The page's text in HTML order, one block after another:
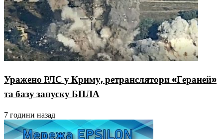
Уражено РЛС у Криму, ретранслятори «Гераней»
та базу запуску БПЛА
7 години назад